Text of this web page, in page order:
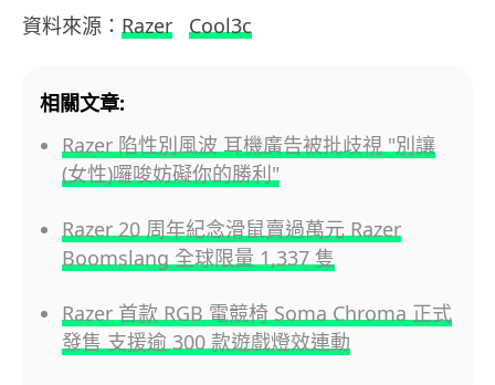
資料來源： Razer Cool3c
相關文章:
Razer 陷性別風波 耳機廣告被批歧視 "別讓
(女性)囉唆妨礙你的勝利"
Razer 20 周年紀念滑鼠賣過萬元 Razer
Boomslang 全球限量 1,337 隻
Razer 首款 RGB 電競椅 Soma Chroma 正式
發售 支援逾 300 款遊戲燈效連動